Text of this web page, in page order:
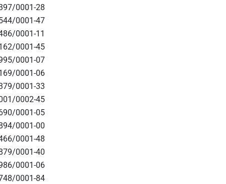
0001-28
0001-47
0001-11
0001-45
0001-07
0001-06
0001-33
0002-45
0001-05
0001-00
0001-48
0001-40
0001-06
0001-84